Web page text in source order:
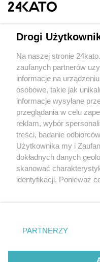
złotych bez
wizerunek
1 / 3
Czlowiek
Wydawca mediów
Nie zapomnij
zapoznać się z:
polityką
Twojemiasto
Piekary Śląskie
Chorzów
Tarnowskie Góry
Gliwice
Drogi
Na naszej stronie
zaufanych partnerów
informacje na
osobowe, takie jak
informacje wysyłane
przeglądania w celu
reklam, wybór
treści, badanie
Użytkownika my i
dokładnych danych
skanować
identyfikacji. Ponieważ
prywatności znajdujący
. Niektóre rodzaje
zgody użytkownika, ale
takiemu przetwarzaniu.
PARTNERZY